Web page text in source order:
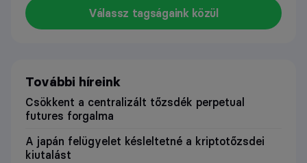
Válassz tagságaink közül
További híreink
Csökkent a centralizált tőzsdék perpetual
futures forgalma
A japán felügyelet késleltetné a kriptotőzsdei
kiutalást